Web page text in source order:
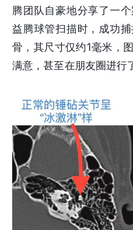
腾团队自豪地分享了一
益腾球管扫描时，成功
骨，其尺寸仅约1毫米，
满意，甚至在朋友圈进行